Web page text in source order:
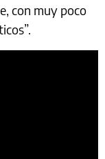
con muy poco